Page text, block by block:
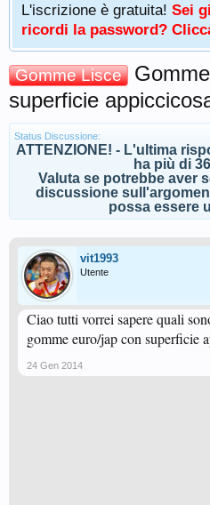
L'iscrizione è gratuita! Sei
ricordi la password?
Gomme Lisce
superficie
Status Discussione:
ATTENZIONE! - L'ultima
ha più di
Valuta se potrebbe aver
discussione
possa essere
vit1993
Utente
Ciao tutti vorrei sapere quali
gomme euro/jap con superficie
24 Gen 2014